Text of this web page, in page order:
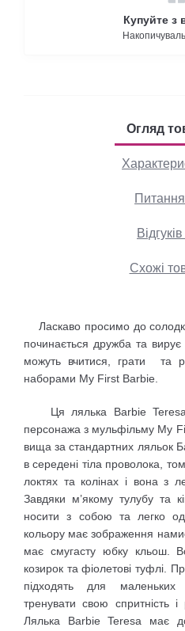
Купуйте з
Огляд
Схожі
Ласкаво просимо до
починається дружба та вирує
можуть вчитися, грати та
наборами My First Barbie.
Ця лялька Barbie Teresa
персонажа з мульфільму My
вища за стандартних ляльок
в середені тіла проволока,
локтях та колінах і вона з
Завдяки м’якому тулубу та
носити з собою та легко
кольору має зображення
має смугасту юбку кльош.
козирок та фіолетові туфлі.
підходять для
тренувати свою спритність
Лялька Barbie Teresa має